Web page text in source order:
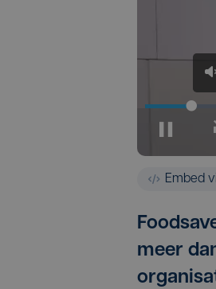
Embed
meer